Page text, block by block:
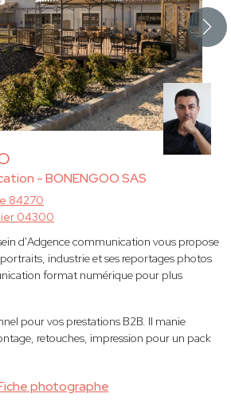
- BONENGOO SAS
photographe
84270
04300
d'Adgence communication vous propose
industrie et ses reportages photos
format numérique pour plus
pour vos prestations B2B. Il manie
retouches, impression pour un pack